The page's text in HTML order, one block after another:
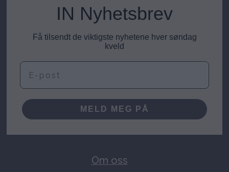
IN Nyhetsbrev
Få tilsendt de viktigste nyhetene hver søndag
kveld
E-post
MELD MEG PÅ
Om oss